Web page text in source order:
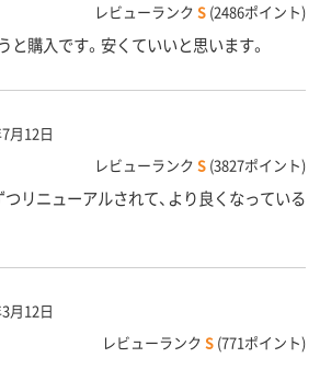
レビューランク S (2486ポイント)
購入です。安くていいと思います。
月12日
レビューランク S (3827ポイント)
つリニューアルされて、より良くなっている
月12日
レビューランク S (771ポイント)